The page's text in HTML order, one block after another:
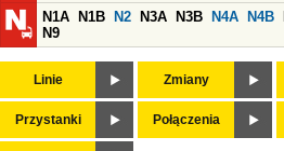
N1A
N1B N2 N3A N3B N4A N4B
N9
Linie Zmiany
Przystanki Połączenia